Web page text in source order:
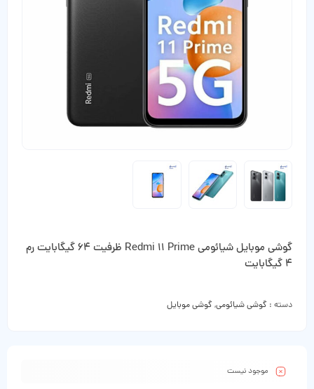
گوشی موبایل شیائومی Redmi 11 Prime ظرفیت 64 گیگابایت رم
4 گیگابایت
دسته : گوشی شیائومی,گوشی موبایل
موجود نیست